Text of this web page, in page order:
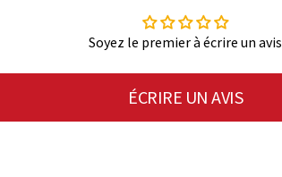
Soyez le premier à écrire un avis
ÉCRIRE UN AVIS